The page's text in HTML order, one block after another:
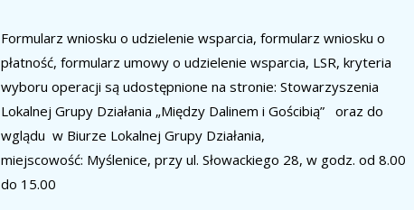
Formularz wniosku o udzielenie wsparcia, formularz wniosku o
płatność, formularz umowy o udzielenie wsparcia, LSR, kryteria
wyboru operacji są udostępnione na stronie: Stowarzyszenia
Lokalnej Grupy Działania „Między Dalinem i Gościbią” oraz do
wglądu w Biurze Lokalnej Grupy Działania,
miejscowość: Myślenice, przy ul. Słowackiego 28,w godz. od 8.00
do 15.00